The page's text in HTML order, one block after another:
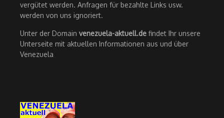
vergütet werden. Anfragen für bezahlte Links usw.
werden von uns ignoriert.
Unter der Domain venezuela-aktuell.de findet Ihr unsere
Unterseite mit aktuellen Informationen aus und über
Venezuela